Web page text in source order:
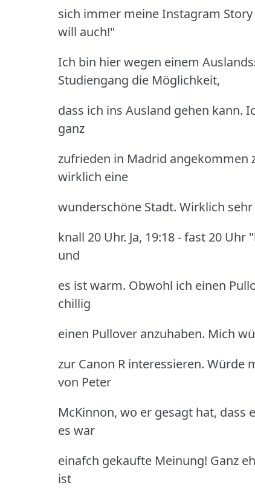
sich immer meine Instagram
will auch!"
Ich bin hier wegen einem
Studiengang die Möglichkeit,
dass ich ins Ausland gehen kann.
ganz
zufrieden in Madrid angekommen
wirklich eine
wunderschöne Stadt. Wirklich
knall 20 Uhr. Ja, 19:18 - fast 20
und
es ist warm. Obwohl ich einen
chillig
einen Pullover anzuhaben. Mich
zur Canon R interessieren. Würde
von Peter
McKinnon, wo er gesagt hat, dass
es war
einafch gekaufte Meinung! Ganz
ist